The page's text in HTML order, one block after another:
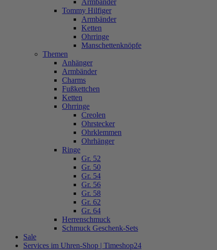
Armbänder
Tommy Hilfiger
Armbänder
Ketten
Ohrringe
Manschettenknöpfe
Themen
Anhänger
Armbänder
Charms
Fußkettchen
Ketten
Ohrringe
Creolen
Ohrstecker
Ohrklemmen
Ohrhänger
Ringe
Gr. 52
Gr. 50
Gr. 54
Gr. 56
Gr. 58
Gr. 62
Gr. 64
Herrenschmuck
Schmuck Geschenk-Sets
Sale
Services im Uhren-Shop | Timeshop24